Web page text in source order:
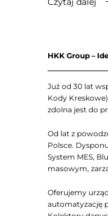
HKK Group –
Już od 30 lat
Kody
zdolna jest do
Od lat z
Polsce.
System MES,
masowym,
Oferujemy
automatyzację